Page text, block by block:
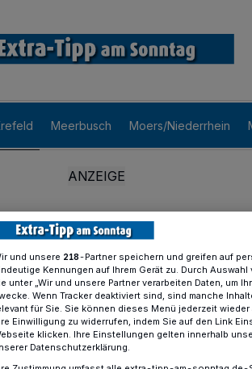
Meerbusch Moers/Niederrhein
und unsere 218-Partner speichern und greifen auf
Kennungen auf Ihrem Gerät zu. Durch
unter „Wir und unsere Partner verarbeiten Daten, um
Wenn Tracker deaktiviert sind, sind manche
für Sie. Sie können dieses Menü jederzeit
Einwilligung zu widerrufen, indem Sie auf den Link
klicken. Ihre Einstellungen gelten innerhalb
Datenschutzerklärung.